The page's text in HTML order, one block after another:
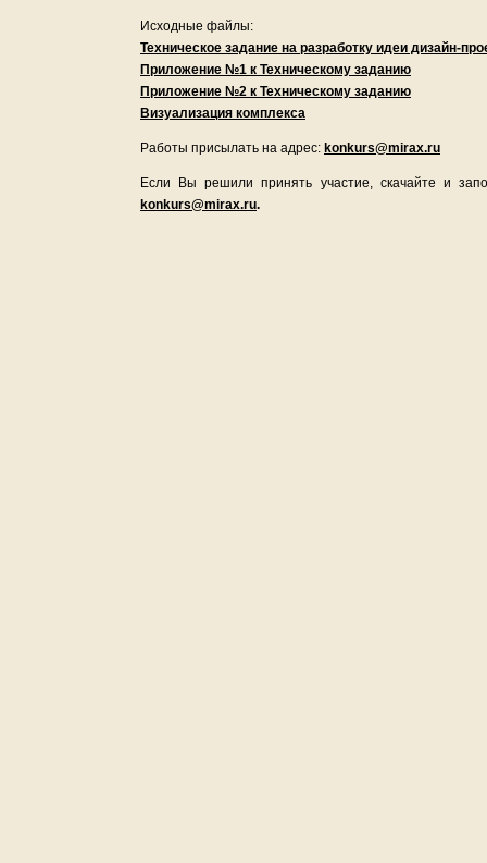
Исходные файлы:
Техническое задание на разработку идеи дизайн-
Приложение №1 к Техническому заданию
Приложение №2 к Техническому заданию
Визуализация комплекса
Работы присылать на адрес: konkurs@mirax.ru
Если Вы решили принять участие, скачайте и
konkurs@mirax.ru.